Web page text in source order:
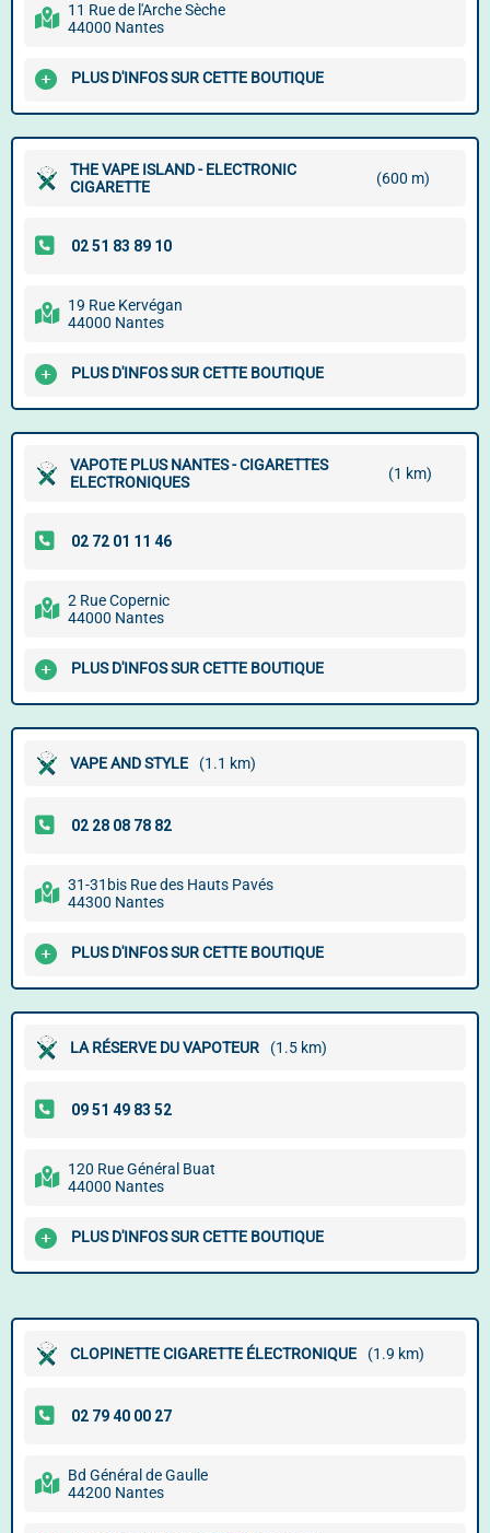
11 Rue de l'Arche Sèche
44000 Nantes
PLUS D'INFOS SUR CETTE BOUTIQUE
THE VAPE ISLAND - ELECTRONIC
CIGARETTE
(600 m)
19 Rue Kervégan
44000 Nantes
PLUS D'INFOS SUR CETTE BOUTIQUE
VAPOTE PLUS NANTES - CIGARETTES
ELECTRONIQUES
(1 km)
2 Rue Copernic
44000 Nantes
PLUS D'INFOS SUR CETTE BOUTIQUE
VAPE AND STYLE (1.1 km)
31-31bis Rue des Hauts Pavés
44300 Nantes
PLUS D'INFOS SUR CETTE BOUTIQUE
LA RÉSERVE DU VAPOTEUR (1.5 km)
120 Rue Général Buat
44000 Nantes
PLUS D'INFOS SUR CETTE BOUTIQUE
CLOPINETTE CIGARETTE ÉLECTRONIQUE (1.9 km)
Bd Général de Gaulle
44200 Nantes